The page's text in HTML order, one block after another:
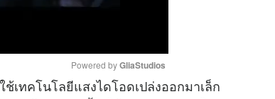
Powered by GliaStudios
ช้เทคโนโลยีแสงไดโอดเปล่งออกมาเล็ก